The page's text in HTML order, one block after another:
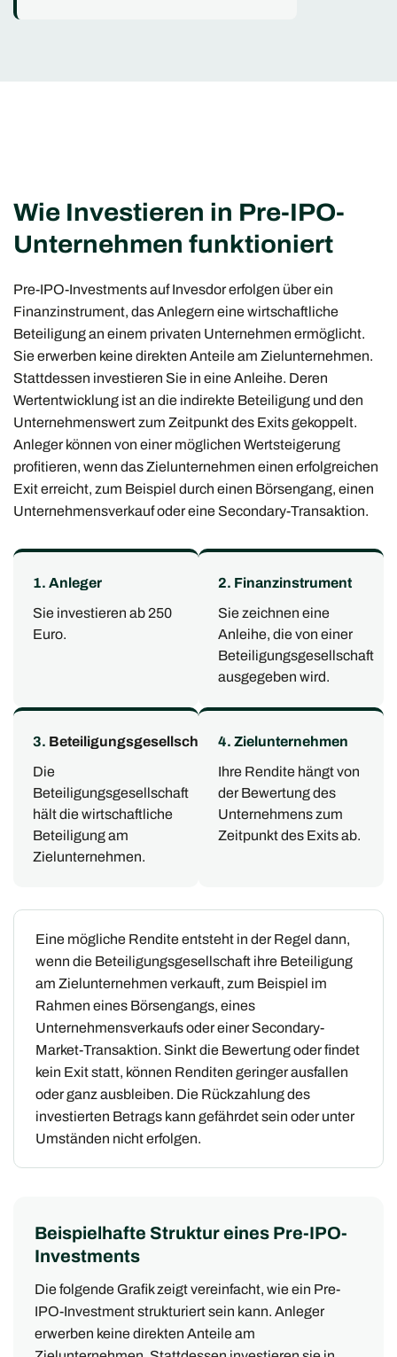
Wie Investieren in Pre-IPO-
Unternehmen funktioniert
Pre-IPO-Investments auf Invesdor erfolgen über ein
Finanzinstrument, das Anlegern eine wirtschaftliche
Beteiligung an einem privaten Unternehmen ermöglicht.
Sie erwerben keine direkten Anteile am Zielunternehmen.
Stattdessen investieren Sie in eine Anleihe. Deren
Wertentwicklung ist an die indirekte Beteiligung und den
Unternehmenswert zum Zeitpunkt des Exits gekoppelt.
Anleger können von einer möglichen Wertsteigerung
profitieren, wenn das Zielunternehmen einen erfolgreichen
Exit erreicht, zum Beispiel durch einen Börsengang, einen
Unternehmensverkauf oder eine Secondary-Transaktion.
1. Anleger
Sie investieren ab 250
Euro.
2. Finanzinstrument
Sie zeichnen eine
Anleihe, die von einer
Beteiligungsgesellschaft
ausgegeben wird.
3. Beteiligungsgesellschaft
Die
Beteiligungsgesellschaft
hält die wirtschaftliche
Beteiligung am
Zielunternehmen.
4. Zielunternehmen
Ihre Rendite hängt von
der Bewertung des
Unternehmens zum
Zeitpunkt des Exits ab.
Eine mögliche Rendite entsteht in der Regel dann,
wenn die Beteiligungsgesellschaft ihre Beteiligung
am Zielunternehmen verkauft, zum Beispiel im
Rahmen eines Börsengangs, eines
Unternehmensverkaufs oder einer Secondary-
Market-Transaktion. Sinkt die Bewertung oder findet
kein Exit statt, können Renditen geringer ausfallen
oder ganz ausbleiben. Die Rückzahlung des
investierten Betrags kann gefährdet sein oder unter
Umständen nicht erfolgen.
Beispielhafte Struktur eines Pre-IPO-
Investments
Die folgende Grafik zeigt vereinfacht, wie ein Pre-
IPO-Investment strukturiert sein kann. Anleger
erwerben keine direkten Anteile am